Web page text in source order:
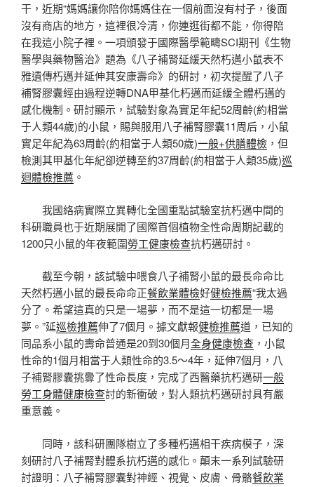
干，近期“媽媽讓你陪你媽媽住在一個前面沒有村子，後面
沒有商店的地方，這裡很冷清，你連逛街都不能，你得陪
在我這小院子裡。一項頒發于國際醫學範疇SCI期刊《生物
醫學與藥物醫治》題為《八子補腎延緩天然朽邁小鼠表不
雅遺傳朽邁并延伸其安康壽命》的研討，初次提醒了八子
補腎膠囊經由過程逆轉DNA甲基化朽邁而延緩全體朽邁的
感化機制。研討顯示，試驗對象為實足年紀52周齡(約相當
于人類44歲)的小鼠，賜與服用八子補腎膠囊11周后，小鼠
實足年紀為63周齡(約相當于人類50歲)一般+供膳體檢 ，但
檢測其甲基化年紀卻逆轉至約37周齡(約相當于人類35歲)巡
迴體檢推薦 。
我國絡病實際立異轉化全國重點試驗室抗朽邁中間的
科研職員也于近期展開了國際首個植物全性命周期記載的
1200只小鼠的年夜範圍勞工健康檢查抗朽邁研討。
截至今朝，該試驗中喂食八子補腎小鼠的最長命命比
天然朽邁小鼠的最長命命正餐飲業體檢好健檢推薦“我太過
分了。希望這真的只是一場夢，而不是這一切都是一場
夢。”延巡檢推薦伸了7個月。據文獻報健檢推薦道，已知的
同品系小鼠的壽命普通是20到30個月全身健康檢查 ，小鼠
性命的1個月相當于人類性命的3.5～4年，延伸7個月，八
子補腎膠囊挑釁了性命長度，完成了西醫藥抗朽邁研一般
勞工身體健康檢查討的新衝破，對人類抗朽邁研討具有嚴
重意義。
同時，該科研團隊樹立了多種朽邁相干疾病模子，深
刻研討八子補腎對體系抗朽邁的感化。顛末一系列試驗研
討證明：八子補腎膠囊對神經、視覺、皮膚、骨骼餐飲業